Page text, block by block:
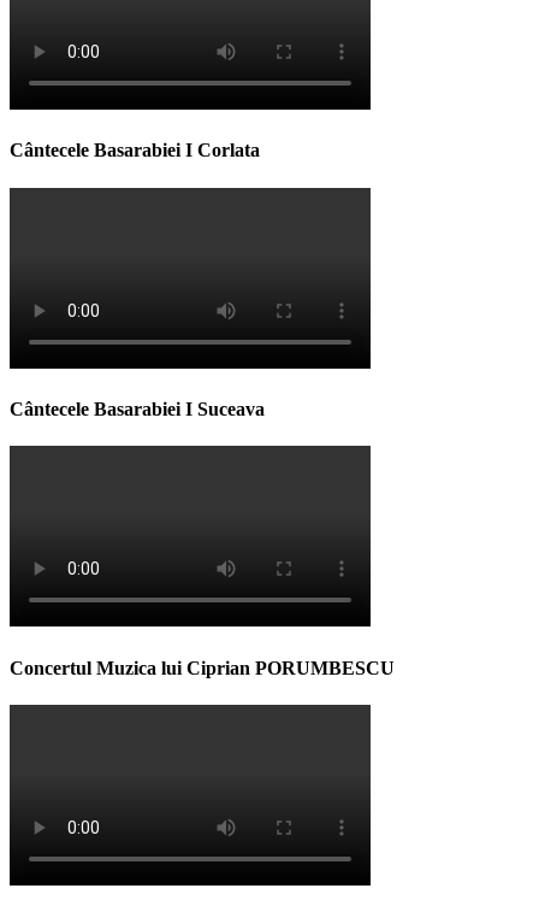
Cântecele Basarabiei I Corlata
Cântecele Basarabiei I Suceava
Concertul Muzica lui Ciprian PORUMBESCU